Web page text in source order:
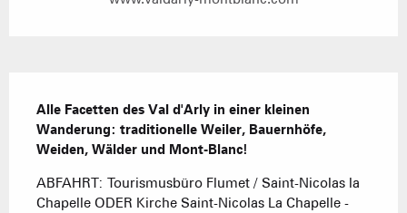
Alle Facetten des Val d'Arly in einer kleinen
Wanderung: traditionelle Weiler, Bauernhöfe,
Weiden, Wälder und Mont-Blanc!
ABFAHRT: Tourismusbüro Flumet / Saint-Nicolas la
Chapelle ODER Kirche Saint-Nicolas La Chapelle -